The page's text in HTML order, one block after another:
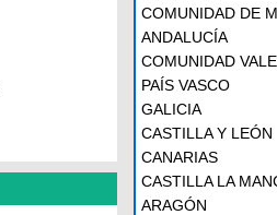
COMUNIDAD DE
ANDALUCÍA
COMUNIDAD
PAÍS VASCO
GALICIA
CASTILLA Y LEÓN
CANARIAS
CASTILLA LA
ARAGÓN